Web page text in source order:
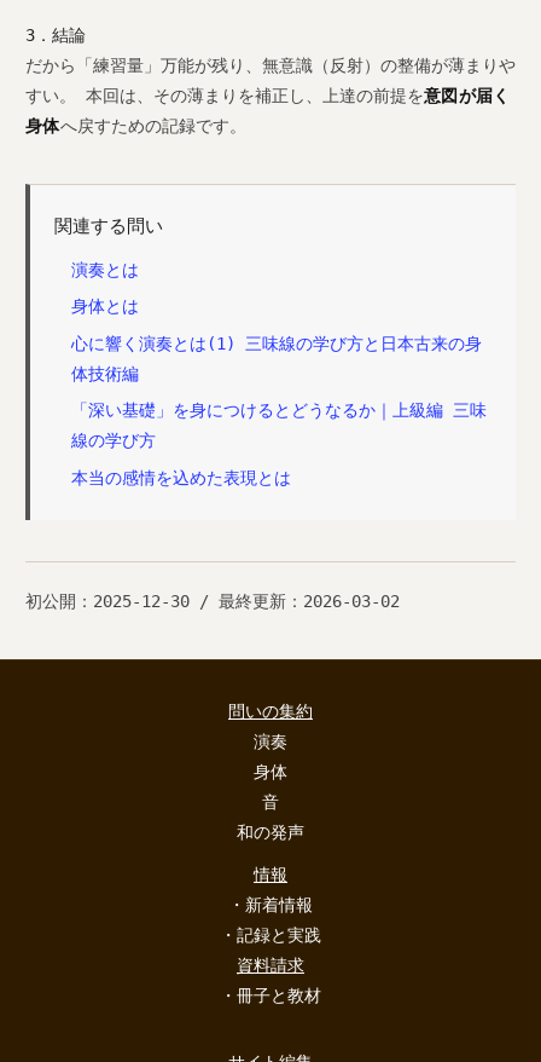
3．結論
だから「練習量」万能が残り、無意識（反射）の整備が薄まりや
すい。 本回は、その薄まりを補正し、上達の前提を意図が届く
身体へ戻すための記録です。
関連する問い
演奏とは
身体とは
心に響く演奏とは(1) 三味線の学び方と日本古来の身
体技術編
「深い基礎」を身につけるとどうなるか｜上級編 三味
線の学び方
本当の感情を込めた表現とは
初公開：2025-12-30 / 最終更新：2026-03-02
問いの集約
演奏
身体
音
和の発声
情報
・新着情報
・記録と実践
資料請求
・冊子と教材